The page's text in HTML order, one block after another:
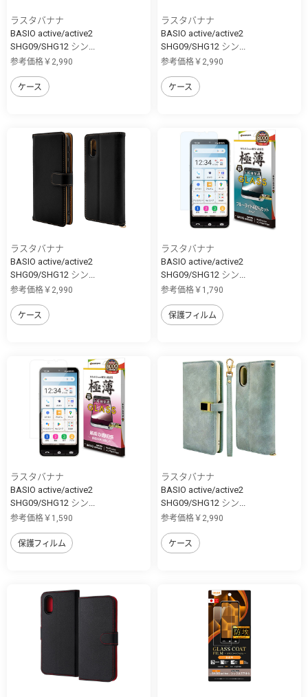
ラスタバナナ
BASIO active/active2
SHG09/SHG12 シン...
参考価格￥2,990
ケース
ラスタバナナ
BASIO active/active2
SHG09/SHG12 シン...
参考価格￥2,990
ケース
ラスタバナナ
BASIO active/active2
SHG09/SHG12 シン...
参考価格￥2,990
ケース
ラスタバナナ
BASIO active/active2
SHG09/SHG12 シン...
参考価格￥1,790
保護フィルム
ラスタバナナ
BASIO active/active2
SHG09/SHG12 シン...
参考価格￥1,590
保護フィルム
ラスタバナナ
BASIO active/active2
SHG09/SHG12 シン...
参考価格￥2,990
ケース